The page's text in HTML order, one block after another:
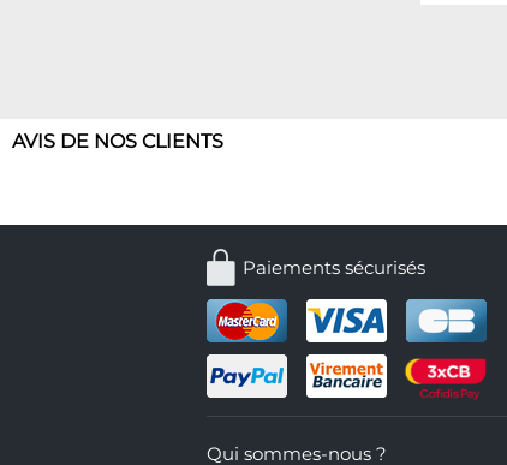
AVIS DE NOS CLIENTS
Paiements sécurisés
Qui sommes-nous ?